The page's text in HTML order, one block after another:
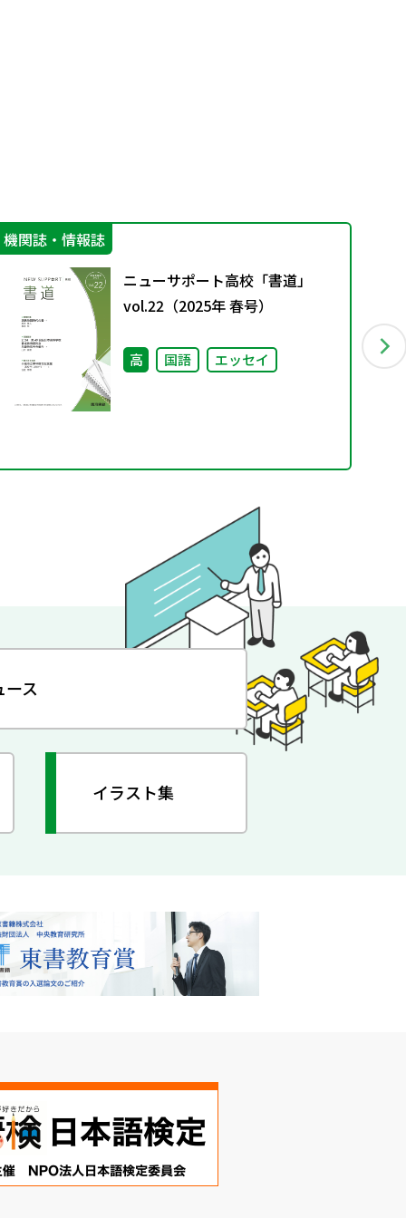
機関誌・情報誌
ニューサポート高校「書道」
vol.22（2025年 春号）
高 国語 エッセイ
ース
イラスト集